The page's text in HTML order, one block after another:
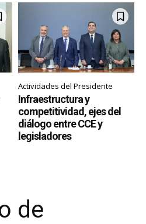
Actividades del Presidente
Infraestructura y
competitividad, ejes del
diálogo entre CCE y
legisladores